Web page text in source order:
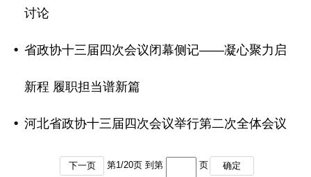
讨论
省政协十三届四次会议闭幕侧记——凝心聚力启
新程 履职担当谱新篇
河北省政协十三届四次会议举行第二次全体会议
下一页 第1/20页 到第 页 确定